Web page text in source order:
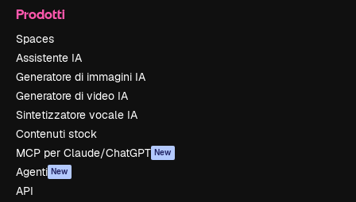
Prodotti
Spaces
Assistente IA
Generatore di immagini IA
Generatore di video IA
Sintetizzatore vocale IA
Contenuti stock
MCP per Claude/ChatGPT New
Agenti New
API